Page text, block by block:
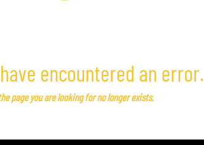
encountered an error.
page you are looking for no longer exists.